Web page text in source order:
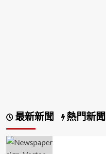
最新新聞 熱門新聞